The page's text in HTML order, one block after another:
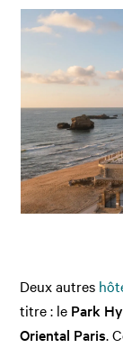
Deux autres
titre : le Park
Oriental Paris.